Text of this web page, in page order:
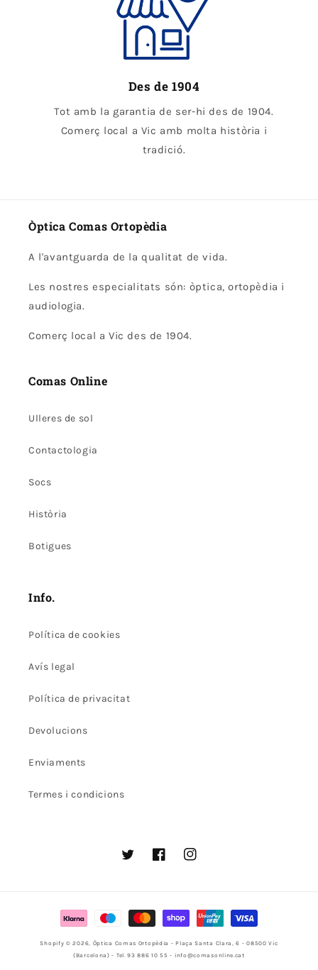
Des de 1904
Tot amb la garantia de ser-hi des de 1904.
Comerç local a Vic amb molta història i
tradició.
Òptica Comas Ortopèdia
A l'avantguarda de la qualitat de vida.
Les nostres especialitats són: òptica, ortopèdia i
audiologia.
Comerç local a Vic des de 1904.
Comas Online
Ulleres de sol
Contactologia
Socs
Història
Botigues
Info.
Política de cookies
Avís legal
Política de privacitat
Devolucions
Enviaments
Termes i condicions
TwitterFacebookInstagram
Mètodes
de
pagament
Shopify © 2026, Òptica Comas Ortopèdia - Plaça Santa Clara, 6 - 08500 Vic
(Barcelona) - Tel. 93 886 10 55 - info@comasonline.cat